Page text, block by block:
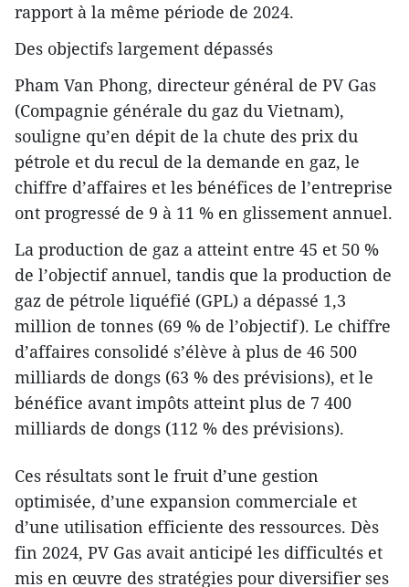
rapport à la même période de 2024.
Des objectifs largement dépassés
Pham Van Phong, directeur général de PV Gas
(Compagnie générale du gaz du Vietnam),
souligne qu’en dépit de la chute des prix du
pétrole et du recul de la demande en gaz, le
chiffre d’affaires et les bénéfices de l’entreprise
ont progressé de 9 à 11 % en glissement annuel.
La production de gaz a atteint entre 45 et 50 %
de l’objectif annuel, tandis que la production de
gaz de pétrole liquéfié (GPL) a dépassé 1,3
million de tonnes (69 % de l’objectif). Le chiffre
d’affaires consolidé s’élève à plus de 46 500
milliards de dongs (63 % des prévisions), et le
bénéfice avant impôts atteint plus de 7 400
milliards de dongs (112 % des prévisions).
Ces résultats sont le fruit d’une gestion
optimisée, d’une expansion commerciale et
d’une utilisation efficiente des ressources. Dès
fin 2024, PV Gas avait anticipé les difficultés et
mis en œuvre des stratégies pour diversifier ses